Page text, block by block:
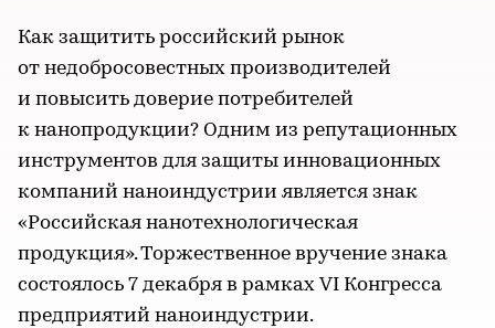
Как защитить российский рынок
от недобросовестных производителей
и повысить доверие потребителей
к нанопродукции? Одним из репутационных
инструментов для защиты инновационных
компаний наноиндустрии является знак
«Российская нанотехнологическая
продукция». Торжественное вручение знака
состоялось 7 декабря в рамках VI Конгресса
предприятий наноиндустрии.